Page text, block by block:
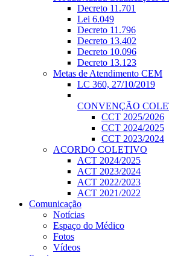
Decreto 11.701
Lei 6.049
Decreto 11.796
Decreto 13.402
Decreto 10.096
Decreto 13.123
Metas de Atendimento CEM
LC 360, 27/10/2019
CONVENÇÃO
CCT 2025/2026
CCT 2024/2025
CCT 2023/2024
ACORDO COLETIVO
ACT 2024/2025
ACT 2023/2024
ACT 2022/2023
ACT 2021/2022
Comunicação
Notícias
Espaço do Médico
Fotos
Vídeos